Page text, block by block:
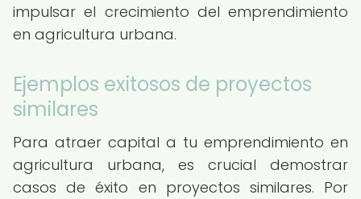
impulsar el crecimiento del emprendimiento
en agricultura urbana.
Ejemplos exitosos de proyectos
similares
Para atraer capital a tu emprendimiento en
agricultura urbana, es crucial demostrar
casos de éxito en proyectos similares. Por